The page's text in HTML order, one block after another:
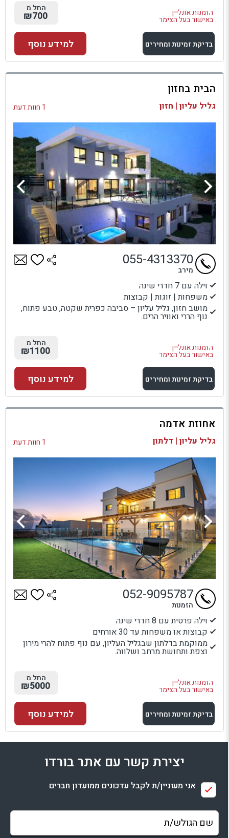
הזמנות אונליין
באישור בעל הצימר
החל מ
₪700
בדיקת זמינות ומחירים
למתחם זה
בדיקת זמינות ומחירים
למידע נוסף
הבית בחזון
גליל עליון | חזון 1 חוות דעת
וילה עם 7 חדרי שינה
משפחות | זוגות | קבוצות
מושב חזון, גליל עליון – סביבה כפרית שקטה, טבע פתוח,
נוף הררי ואוויר הרים.
הזמנות אונליין
באישור בעל הצימר
055-4313370
מירב
החל מ
₪1100
בדיקת זמינות ומחירים
למתחם זה
בדיקת זמינות ומחירים
למידע נוסף
אחוזת אדמה
גליל עליון | דלתון 1 חוות דעת
וילה פרטית עם 8 חדרי שינה
קבוצות או משפחות עד 30 אורחים
ממוקמת בדלתון שבגליל העליון, עם נוף פתוח להרי מירון
וצפת ותחושת מרחב ושלווה.
הזמנות אונליין
באישור בעל הצימר
052-9095787
הזמנות
החל מ
₪5000
בדיקת זמינות ומחירים
למתחם זה
בדיקת זמינות ומחירים
למידע נוסף
יצירת קשר עם אתר בורדו
אני מעוניין/ת לקבל עדכונים ממועדון חברים